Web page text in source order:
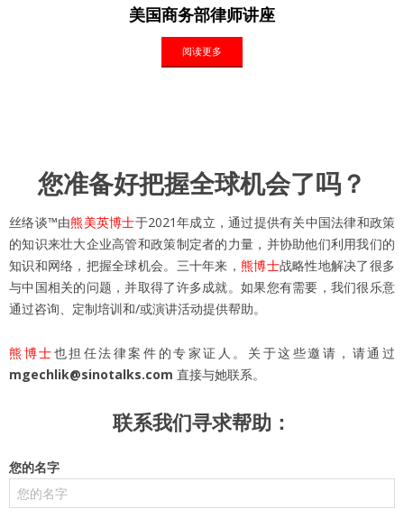
“优化营商环境的法治保障”国际
您准备好把握全球机会了吗？
丝络谈™由熊美英博士于2021年成立，通过提供有关中国法律和政策
的知识来壮大企业高管和政策制定者的力量，并协助他们利用我们的
知识和网络，把握全球机会。三十年来， 熊博士战略性地解决了很多
与中国相关的问题，并取得了许多成就。如果您有需要，我们很乐意
通过咨询、定制培训和/或演讲活动提供帮助。
熊博士也担任法律案件的专家证人。关于这些邀请，请通过
mgechlik@sinotalks.com 直接与她联系。
联系我们寻求帮助：
您的名字